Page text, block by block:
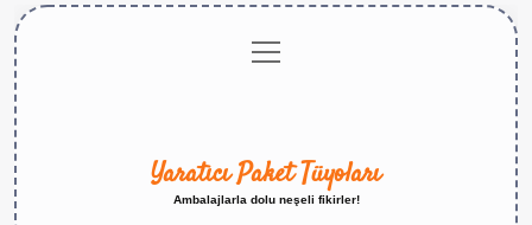
menüyü
aç
Yaratıcı Paket Tüyoları
Ambalajlarla dolu neşeli fikirler!